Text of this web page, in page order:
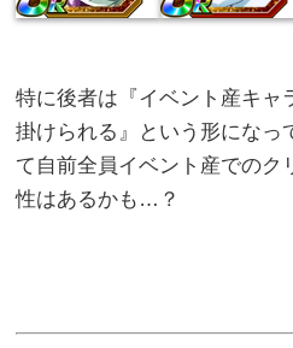
特に後者は『イベント産キャ
掛けられる』という形になっ
て自前全員イベント産でのク
性はあるかも…？